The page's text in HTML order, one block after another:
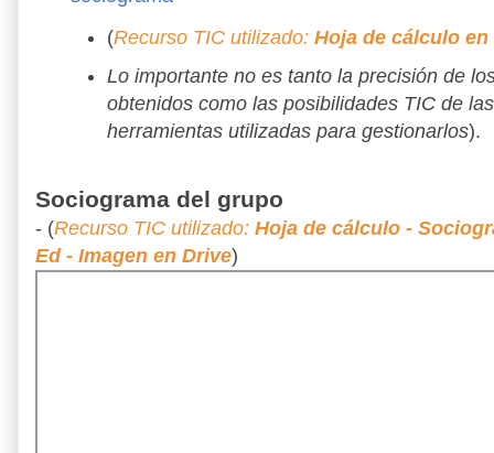
(Recurso TIC utilizado: Hoja de cálculo en
Lo importante no es tanto la precisión de
obtenidos como las posibilidades TIC de las
herramientas utilizadas para gestionarlos).
Sociograma del grupo
- (Recurso TIC utilizado: Hoja de cálculo -
Ed - Imagen en Drive)